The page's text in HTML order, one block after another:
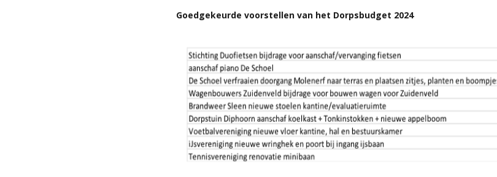
Goedgekeurde voorstellen van het Dorpsbudget 2024